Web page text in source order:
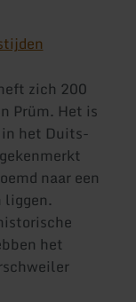
zich 200
Prüm. Het is
in het Duits-
naar een
liggen.
het